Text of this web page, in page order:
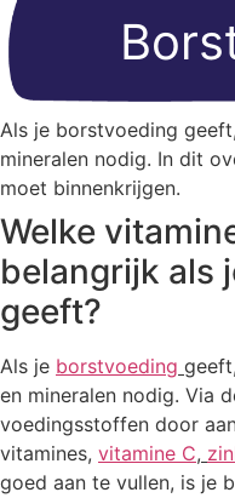
Als je borstvoeding
mineralen nodig. In dit
moet binnenkrijgen.
Welke
belangrijk als
geeft?
Als je borstvoeding
en mineralen nodig. Via
voedingsstoffen door
vitamines, vitamine C,
goed aan te vullen, is je